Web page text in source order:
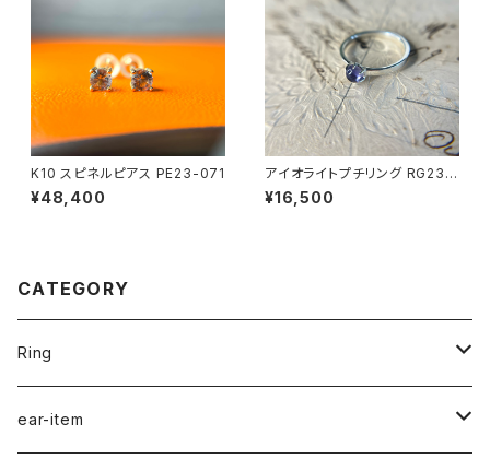
K10 スピネルピアス PE23-071
¥48,400
アイオライトプチリング RG23-
224
¥16,500
CATEGORY
Ring
naturalstone-ring
ear-item